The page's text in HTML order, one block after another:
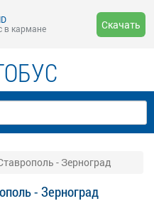
в кармане
Скачать
- Зерноград
- Зерноград